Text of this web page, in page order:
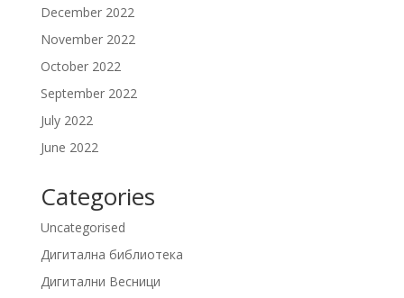
December 2022
November 2022
October 2022
September 2022
July 2022
June 2022
Categories
Uncategorised
Дигитална библиотека
Дигитални Весници